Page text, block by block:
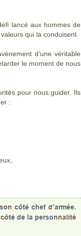
lancé aux hommes de
qui la conduisent.
d’une véritable
le moment de nous
pour nous guider. Ils
: